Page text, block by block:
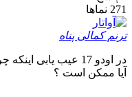
271 نماها
ترنم کمالی پناه
در اودو 17 عیب
آیا ممکن است ؟